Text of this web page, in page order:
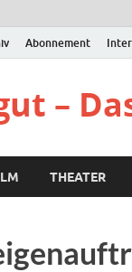
Abonnement
–
THEATER